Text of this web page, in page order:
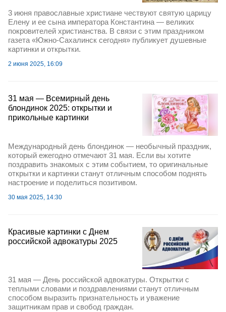
3 июня православные христиане чествуют святую царицу
Елену и ее сына императора Константина — великих
покровителей христианства. В связи с этим праздником
газета «Южно-Сахалинск сегодня» публикует душевные
картинки и открытки.
2 июня 2025, 16:09
31 мая — Всемирный день
блондинок 2025: открытки и
прикольные картинки
Международный день блондинок — необычный праздник,
который ежегодно отмечают 31 мая. Если вы хотите
поздравить знакомых с этим событием, то оригинальные
открытки и картинки станут отличным способом поднять
настроение и поделиться позитивом.
30 мая 2025, 14:30
Красивые картинки с Днем
российской адвокатуры 2025
31 мая — День российской адвокатуры. Открытки с
теплыми словами и поздравлениями станут отличным
способом выразить признательность и уважение
защитникам прав и свобод граждан.